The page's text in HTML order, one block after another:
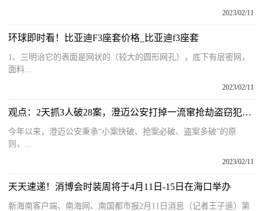
2023/02/11
环球即时看！比亚迪F3座套价格_比亚迪f3座套
1、三明治它的表面是网状的（较大的圆形网孔），底下有层密网，
面料...
2023/02/11
观点：2天抓3人破28案，澄迈公安打掉一流窜抢劫盗窃犯罪团伙
今年以来，澄迈公安秉承“小案快破、抢案必破、盗案多破”的原
则，...
2023/02/11
天天速递！消博会时装周将于4月11日-15日在海口举办
新海南客户端、南海网、南国都市报2月11日消息（记者王子遥）第